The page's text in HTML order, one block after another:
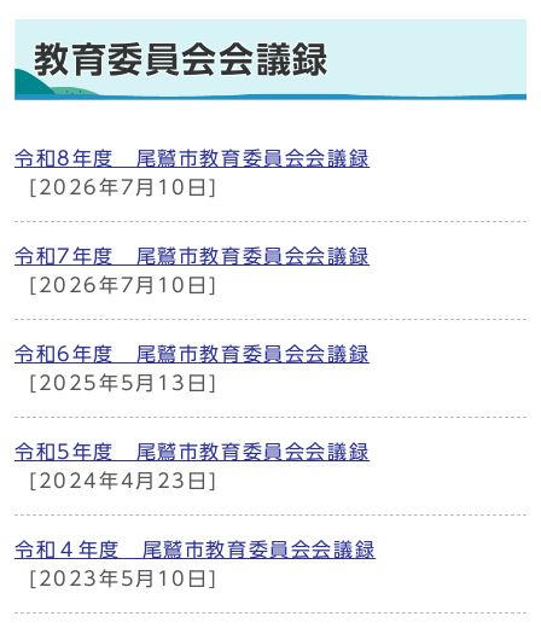
教育委員会会議録
令和8年度 尾鷲市教育委員会会議録
[2026年7月10日]
令和7年度 尾鷲市教育委員会会議録
[2026年7月10日]
令和6年度 尾鷲市教育委員会会議録
[2025年5月13日]
令和5年度 尾鷲市教育委員会会議録
[2024年4月23日]
令和４年度 尾鷲市教育委員会会議録
[2023年5月10日]